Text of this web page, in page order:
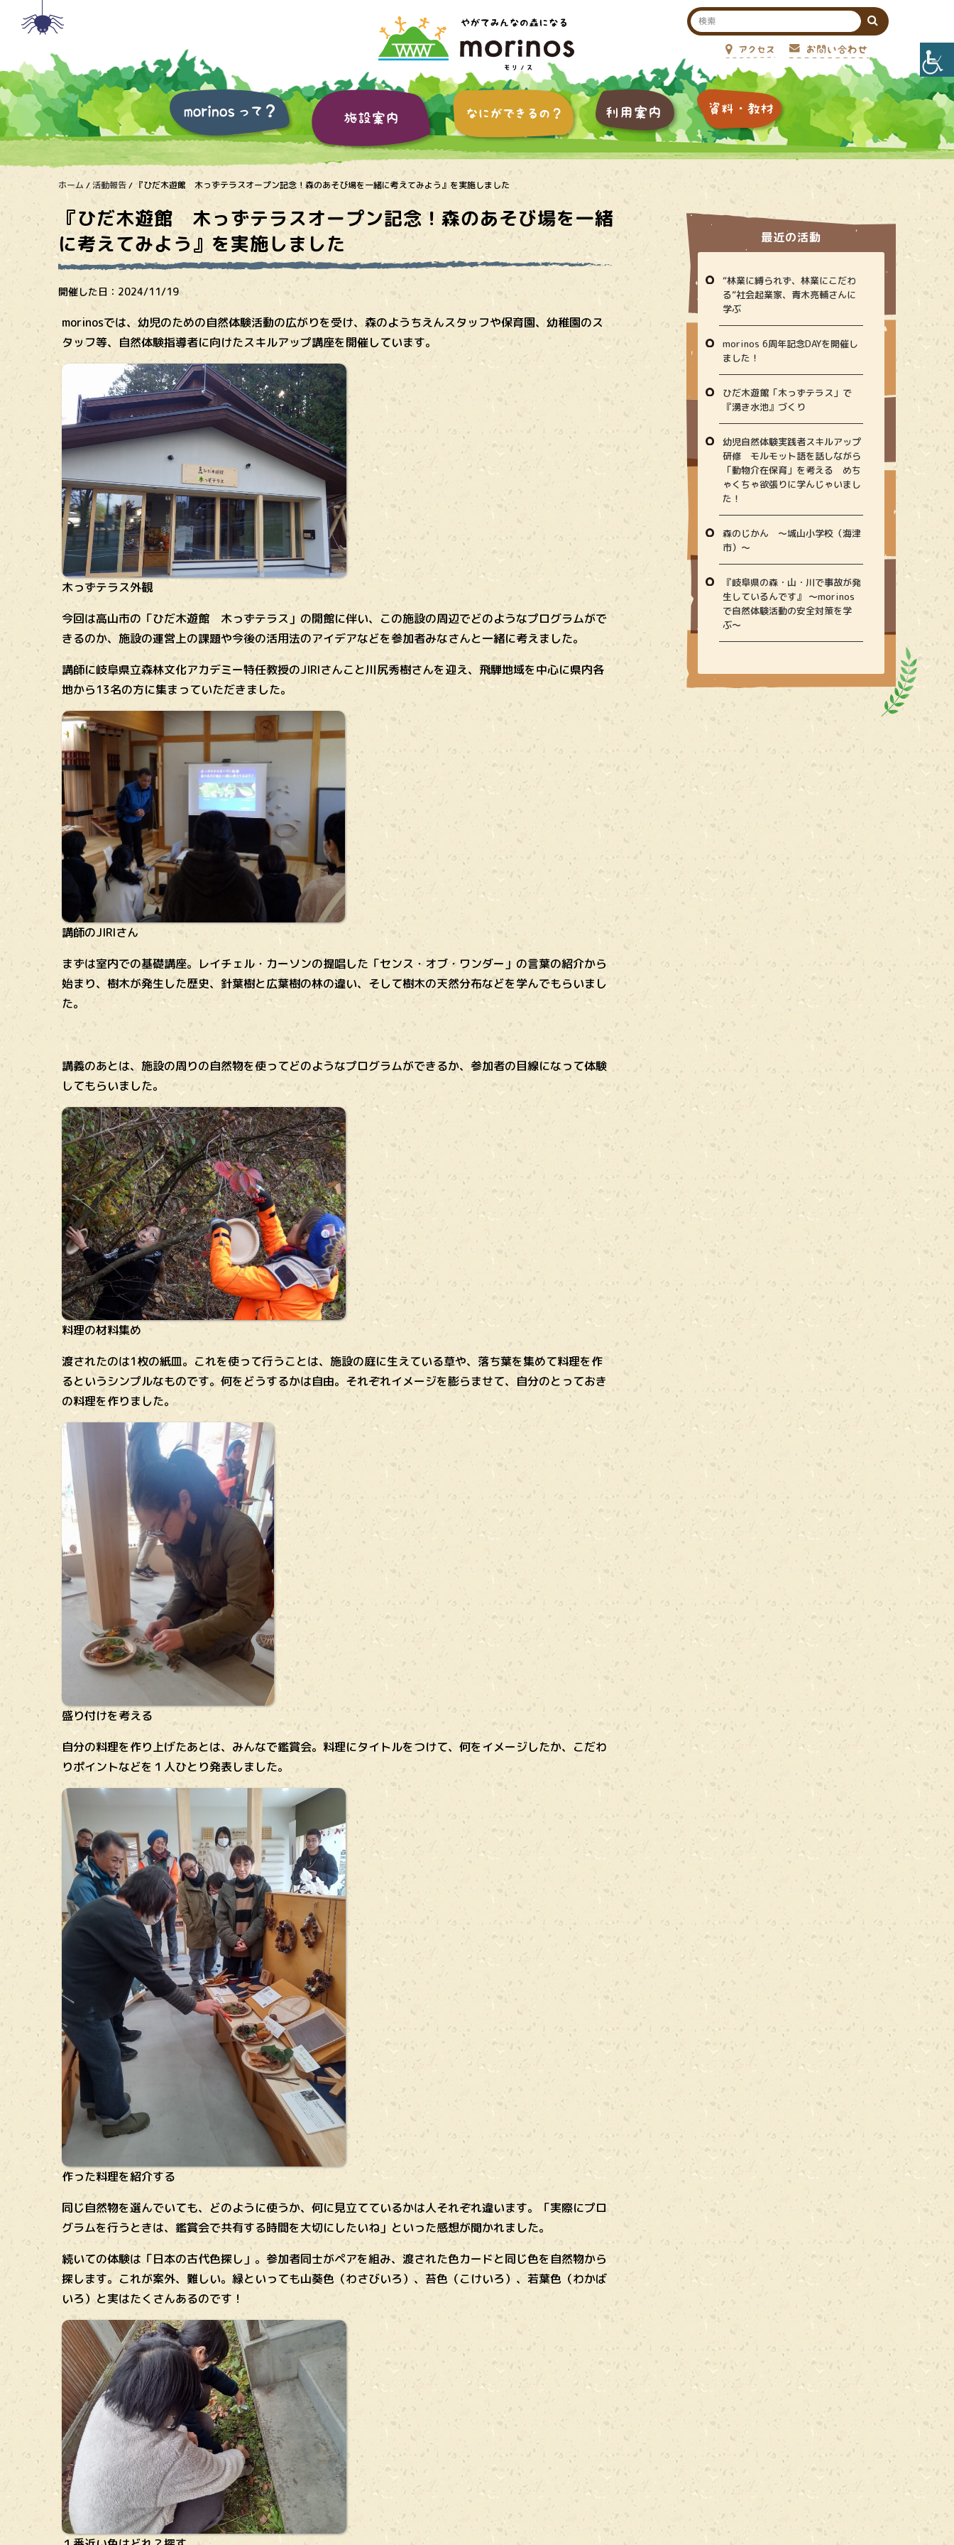
ホーム /活動報告/ 『ひだ木遊館 木っずテラスオープン記念！森のあそび場を一緒に考えてみよう』を実施しました
『ひだ木遊館 木っずテラスオープン記念！森のあそび場を一緒
に考えてみよう』を実施しました
開催した日： 2024/11/19
morinosでは、幼児のための自然体験活動の広がりを受け、森のようちえんスタッフや保育園、幼稚園のス
タッフ等、自然体験指導者に向けたスキルアップ講座を開催しています。
木っずテラス外観
今回は高山市の「ひだ木遊館 木っずテラス」の開館に伴い、この施設の周辺でどのようなプログラムがで
きるのか、施設の運営上の課題や今後の活用法のアイデアなどを参加者みなさんと一緒に考えました。
講師に岐阜県立森林文化アカデミー特任教授のJIRIさんこと川尻秀樹さんを迎え、飛騨地域を中心に県内各
地から13名の方に集まっていただきました。
講師のJIRIさん
まずは室内での基礎講座。レイチェル・カーソンの提唱した「センス・オブ・ワンダー」の言葉の紹介から
始まり、樹木が発生した歴史、針葉樹と広葉樹の林の違い、そして樹木の天然分布などを学んでもらいまし
た。
講義のあとは、施設の周りの自然物を使ってどのようなプログラムができるか、参加者の目線になって体験
してもらいました。
料理の材料集め
渡されたのは1枚の紙皿。これを使って行うことは、施設の庭に生えている草や、落ち葉を集めて料理を作
るというシンプルなものです。何をどうするかは自由。それぞれイメージを膨らませて、自分のとっておき
の料理を作りました。
盛り付けを考える
自分の料理を作り上げたあとは、みんなで鑑賞会。料理にタイトルをつけて、何をイメージしたか、こだわ
りポイントなどを１人ひとり発表しました。
作った料理を紹介する
同じ自然物を選んでいても、どのように使うか、何に見立てているかは人それぞれ違います。「実際にプロ
グラムを行うときは、鑑賞会で共有する時間を大切にしたいね」といった感想が聞かれました。
続いての体験は「日本の古代色探し」。参加者同士がペアを組み、渡された色カードと同じ色を自然物から
探します。これが案外、難しい。緑といっても山葵色（わさびいろ）、苔色（こけいろ）、若葉色（わかば
いろ）と実はたくさんあるのです！
最近の活動
“林業に縛られず、林業にこだわ
る”社会起業家、青木亮輔さんに
学ぶ
morinos 6周年記念DAYを開催し
ました！
ひだ木遊館「木っずテラス」で
『湧き水池』づくり
幼児自然体験実践者スキルアップ
研修 モルモット語を話しながら
「動物介在保育」を考える めち
ゃくちゃ欲張りに学んじゃいまし
た！
森のじかん 〜城山小学校（海津
市）〜
『岐阜県の森・山・川で事故が発
生しているんです』 〜morinos
で自然体験活動の安全対策を学
ぶ〜